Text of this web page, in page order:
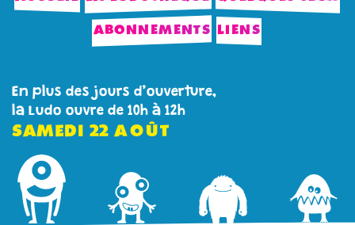
ABONNEMENTS LIENS
En plus des jours d’ouverture,
la Ludo ouvre de 10h à 12h
SAMEDI 22 AOÛT